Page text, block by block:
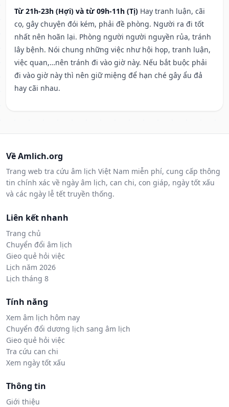
Từ 21h-23h (Hợi) và từ 09h-11h (Tị) Hay tranh luận, cãi
cọ, gây chuyện đói kém, phải đề phòng. Người ra đi tốt
nhất nên hoãn lại. Phòng người người nguyền rủa, tránh
lây bệnh. Nói chung những việc như hội họp, tranh luận,
việc quan,…nên tránh đi vào giờ này. Nếu bắt buộc phải
đi vào giờ này thì nên giữ miệng để hạn ché gây ẩu đả
hay cãi nhau.
Về Amlich.org
Trang web tra cứu âm lịch Việt Nam miễn phí, cung cấp thông
tin chính xác về ngày âm lịch, can chi, con giáp, ngày tốt xấu
và các ngày lễ tết truyền thống.
Liên kết nhanh
Trang chủ
Chuyển đổi âm lịch
Gieo quẻ hỏi việc
Lịch năm 2026
Lịch tháng 8
Tính năng
Xem âm lịch hôm nay
Chuyển đổi dương lịch sang âm lịch
Gieo quẻ hỏi việc
Tra cứu can chi
Xem ngày tốt xấu
Thông tin
Giới thiệu